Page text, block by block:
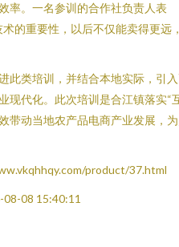
率。一名参训的合作社负责人表
的重要性，以后不仅能卖得更远
此类培训，并结合本地实际，引
现代化。此次培训是合江镇落实“
带动当地农产品电商产业发展，
product/37.html
08 15:40:11